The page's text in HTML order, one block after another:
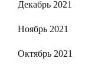
Декабрь 2021
Ноябрь 2021
Октябрь 2021